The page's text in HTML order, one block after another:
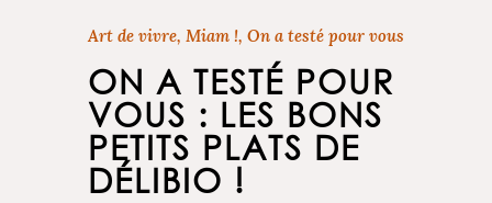
Art de vivre, Miam !, On a testé pour vous
ON A TESTÉ POUR
VOUS : LES BONS
PETITS PLATS DE
DÉLIBIO !